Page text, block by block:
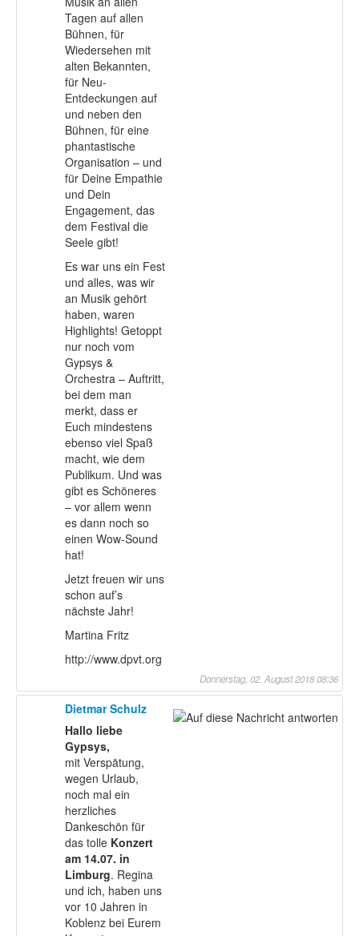
Tagen auf allen
Bühnen, für
Wiedersehen mit
alten Bekannten,
für Neu-
Entdeckungen auf
und neben den
Bühnen, für eine
phantastische
Organisation – und
für Deine Empathie
und Dein
Engagement, das
dem Festival die
Seele gibt!
Es war uns ein Fest
und alles, was wir
an Musik gehört
haben, waren
Highlights! Getoppt
nur noch vom
Gypsys &
Orchestra – Auftritt,
bei dem man
merkt, dass er
Euch mindestens
ebenso viel Spaß
macht, wie dem
Publikum. Und was
gibt es Schöneres
– vor allem wenn
es dann noch so
einen Wow-Sound
hat!
Jetzt freuen wir uns
schon auf’s
nächste Jahr!
Martina Fritz
http://www.dpvt.org
Donnerstag, 02. August 2018 08:36
Dietmar Schulz
Hallo liebe
Gypsys,
mit Verspätung,
wegen Urlaub,
noch mal ein
herzliches
Dankeschön für
das tolle Konzert
am 14.07. in
Limburg. Regina
und ich, haben uns
vor 10 Jahren in
Koblenz bei Eurem